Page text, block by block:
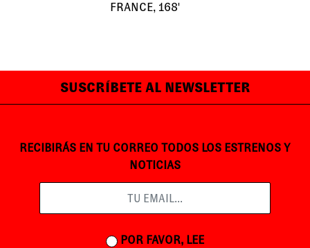
FRANCE, 168'
SUSCRÍBETE AL NEWSLETTER
RECIBIRÁS EN TU CORREO TODOS LOS ESTRENOS Y
NOTICIAS
POR FAVOR, LEE